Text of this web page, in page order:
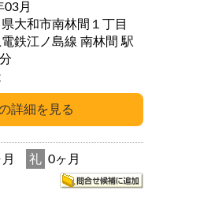
03月
大和市南林間１丁目
鉄江ノ島線 南林間 駅
4分
礼 0ヶ月